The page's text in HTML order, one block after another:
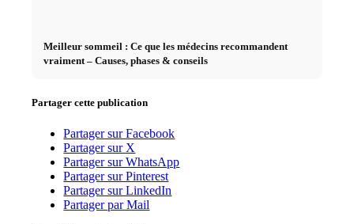
Meilleur sommeil : Ce que les médecins recommandent
vraiment – Causes, phases & conseils
Partager cette publication
Partager sur Facebook
Partager sur X
Partager sur WhatsApp
Partager sur Pinterest
Partager sur LinkedIn
Partager par Mail